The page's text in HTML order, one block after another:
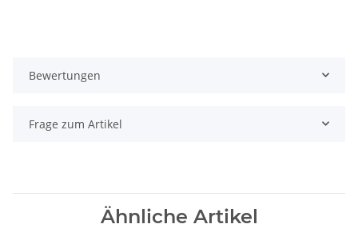
Bewertungen
Frage zum Artikel
Ähnliche Artikel